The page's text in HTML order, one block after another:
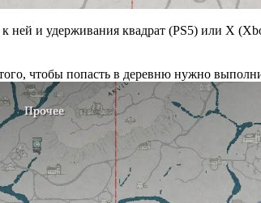
ней и удерживания квадрат (PS5) или X
чтобы попасть в деревню нужно